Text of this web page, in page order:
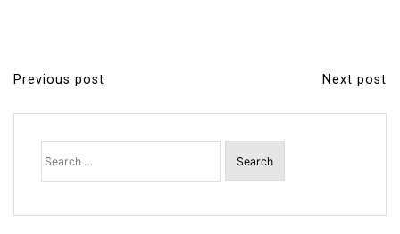
P
o
Previous post Next post
Search
for: